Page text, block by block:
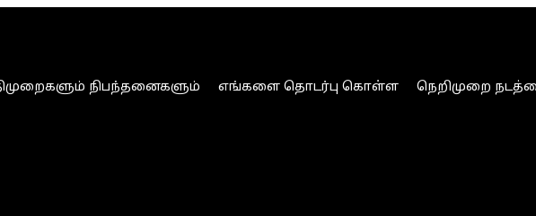
நிபந்தனைகளும் எங்களை தொடர்பு கொள்ள நெறிமுறை